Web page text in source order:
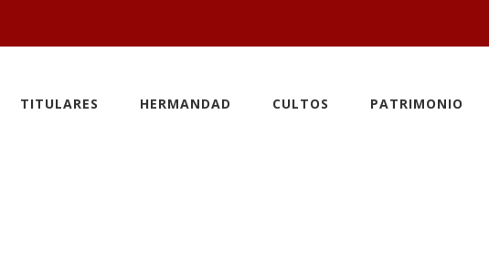
TITULARES HERMANDAD CULTOS PATRIMONIO